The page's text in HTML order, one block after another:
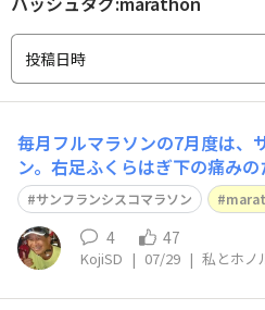
投稿日時
毎月フルマラソンの7月度は、
ン。右足ふくらはぎ下の痛み
でどこまで足がもつか心配の中
４回フルを走ったら夢のホノル
りです。ショートビデオ(57
orts/E
サンフランシスコマラソン
4 47
KojiSD | 07/29 | 私とホノ